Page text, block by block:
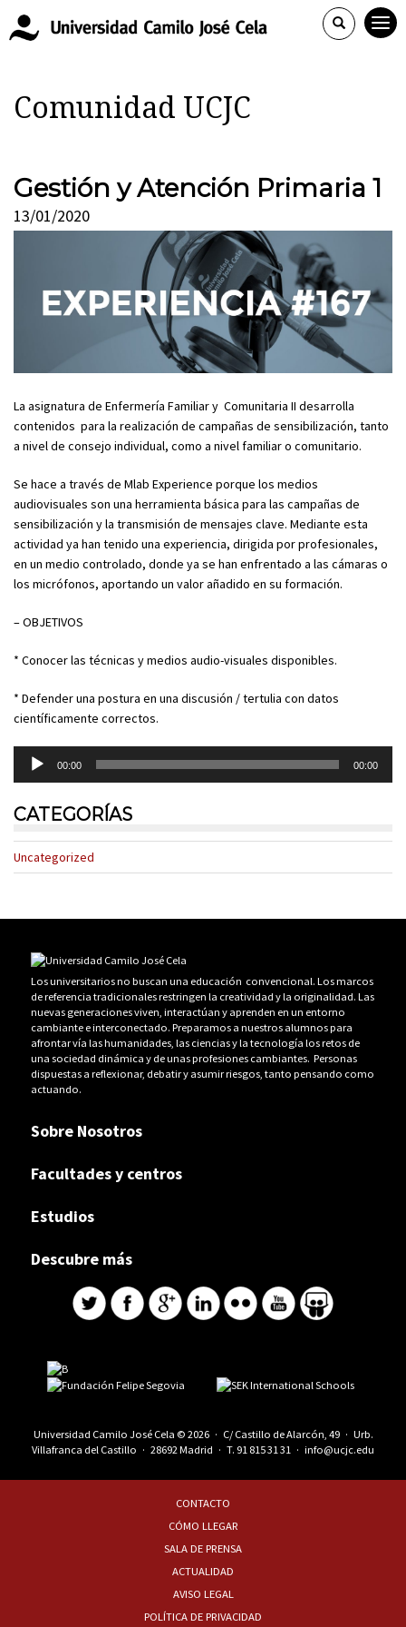
Comunidad UCJC
Gestión y Atención Primaria 1
13/01/2020
La asignatura de Enfermería Familiar y Comunitaria II desarrolla
contenidos para la realización de campañas de sensibilización, tanto
a nivel de consejo individual, como a nivel familiar o comunitario.
Se hace a través de Mlab Experience porque los medios
audiovisuales son una herramienta básica para las campañas de
sensibilización y la transmisión de mensajes clave. Mediante esta
actividad ya han tenido una experiencia, dirigida por profesionales,
en un medio controlado, donde ya se han enfrentado a las cámaras o
los micrófonos, aportando un valor añadido en su formación.
– OBJETIVOS
* Conocer las técnicas y medios audio-visuales disponibles.
* Defender una postura en una discusión / tertulia con datos
científicamente correctos.
Reproductor
00:00 00:00
CATEGORÍAS
Uncategorized
Los universitarios no buscan una educación convencional. Los marcos
de referencia tradicionales restringen la creatividad y la originalidad. Las
nuevas generaciones viven, interactúan y aprenden en un entorno
cambiante e interconectado. Preparamos a nuestros alumnos para
afrontar vía las humanidades, las ciencias y la tecnología los retos de
una sociedad dinámica y de unas profesiones cambiantes. Personas
dispuestas a reflexionar, debatir y asumir riesgos, tanto pensando como
actuando.
Sobre Nosotros
Facultades y centros
Estudios
Descubre más
Universidad Camilo José Cela © 2026 · C/ Castillo de Alarcón, 49 · Urb.
Villafranca del Castillo · 28692 Madrid · T. 91 815 31 31 · info@ucjc.edu
CONTACTO
CÓMO LLEGAR
SALA DE PRENSA
ACTUALIDAD
AVISO LEGAL
POLÍTICA DE PRIVACIDAD